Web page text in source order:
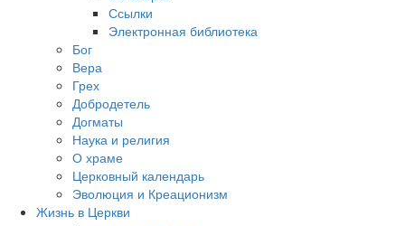
Ссылки
Электронная библиотека
Бог
Вера
Грех
Добродетель
Догматы
Наука и религия
О храме
Церковный календарь
Эволюция и Креационизм
Жизнь в Церкви